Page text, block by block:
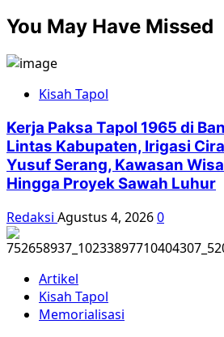
about
Perang
dan
Sukarno
You May Have Missed
Kisah Tapol
Kerja Paksa Tapol 1965 di
Lintas Kabupaten, Irigasi
Yusuf Serang, Kawasan
Hingga Proyek Sawah Luhur
Redaksi Agustus 4, 20260
Artikel
Kisah Tapol
Memorialisasi